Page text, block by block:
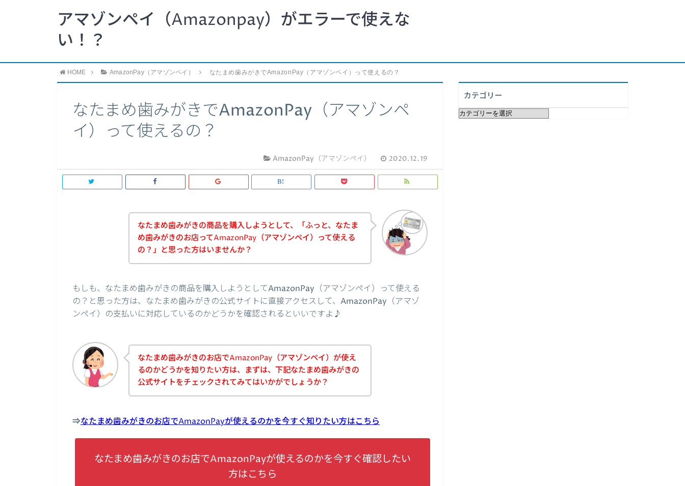
アマゾンペイ（Amazonpay）がエラーで使えな
い！？
HOME AmazonPay（アマゾンペイ） なたまめ歯みがきでAmazonPay（アマゾンペイ）って使えるの？
なたまめ歯みがきでAmazonPay（アマゾンペ
イ）って使えるの？
AmazonPay（アマゾンペイ） 2020.12.19
なたまめ歯みがきの商品を購入しようとして、「ふっと、なたま
め歯みがきのお店ってAmazonPay（アマゾンペイ）って使える
の？」と思った方はいませんか？
もしも、なたまめ歯みがきの商品を購入しようとしてAmazonPay（アマゾンペイ）って使える
の？と思った方は、なたまめ歯みがきの公式サイトに直接アクセスして、AmazonPay（アマゾ
ンペイ）の支払いに対応しているのかどうかを確認されるといいですよ♪
なたまめ歯みがきのお店でAmazonPay（アマゾンペイ）が使え
るのかどうかを知りたい方は、まずは、下記なたまめ歯みがきの
公式サイトをチェックされてみてはいかがでしょうか？
⇒なたまめ歯みがきのお店でAmazonPayが使えるのかを今すぐ知りたい方はこちら
なたまめ歯みがきのお店でAmazonPayが使えるのかを今すぐ確認したい
方はこちら
カテゴリー